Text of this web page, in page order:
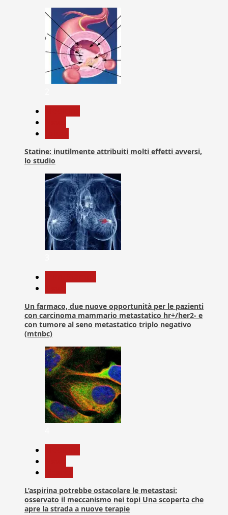
Statine: inutilmente attribuiti molti effetti avversi,
lo studio
Un farmaco, due nuove opportunità per le pazienti
con carcinoma mammario metastatico hr+/her2- e
con tumore al seno metastatico triplo negativo
(mtnbc)
L’aspirina potrebbe ostacolare le metastasi:
osservato il meccanismo nei topi Una scoperta che
apre la strada a nuove terapie